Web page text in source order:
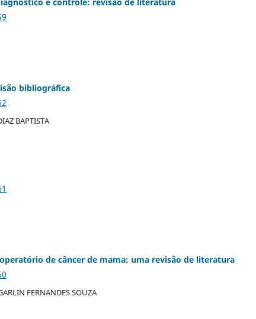
bibliográfica
BAPTISTA
de câncer de mama: uma revisão de literatura
FERNANDES SOUZA